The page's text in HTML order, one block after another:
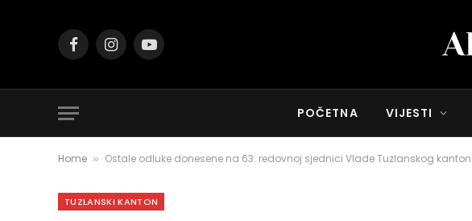
FacebookInstagramYouTube
POČETNA VIJESTI
Home » Ostale odluke donesene na 63. redovnoj sjednici Vlade Tuzlanskog
TUZLANSKI KANTON